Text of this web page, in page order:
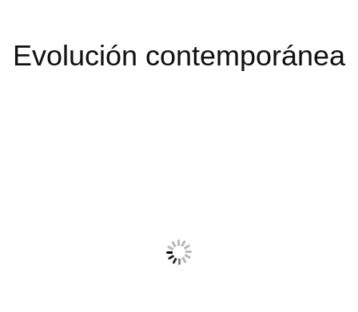
Evolución contemporánea